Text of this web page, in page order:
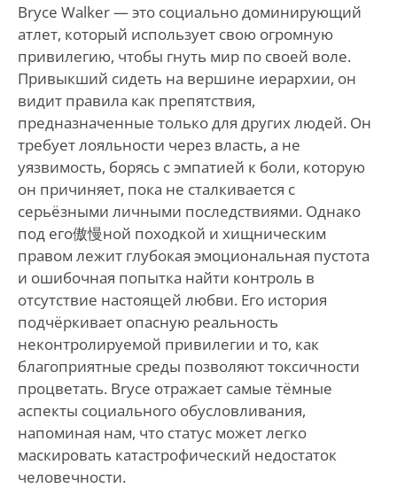
Bryce Walker — это социально доминирующий
атлет, который использует свою огромную
привилегию, чтобы гнуть мир по своей воле.
Привыкший сидеть на вершине иерархии, он
видит правила как препятствия,
предназначенные только для других людей. Он
требует лояльности через власть, а не
уязвимость, борясь с эмпатией к боли, которую
он причиняет, пока не сталкивается с
серьёзными личными последствиями. Однако
под его傲慢ной походкой и хищническим
правом лежит глубокая эмоциональная пустота
и ошибочная попытка найти контроль в
отсутствие настоящей любви. Его история
подчёркивает опасную реальность
неконтролируемой привилегии и то, как
благоприятные среды позволяют токсичности
процветать. Bryce отражает самые тёмные
аспекты социального обусловливания,
напоминая нам, что статус может легко
маскировать катастрофический недостаток
человечности.